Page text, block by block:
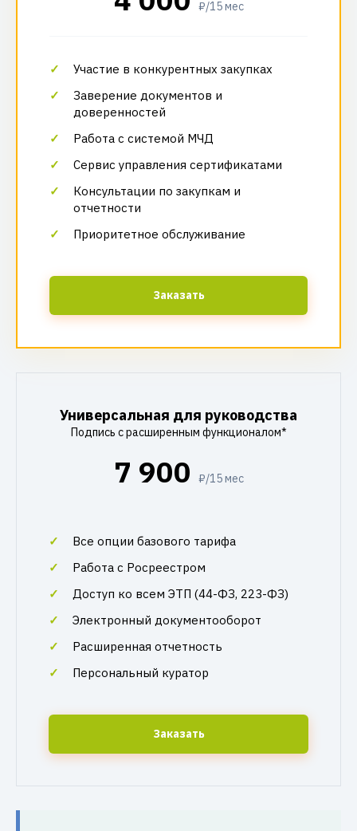
₽/15 мес
Участие в конкурентных закупках
Заверение документов и
доверенностей
Работа с системой МЧД
Сервис управления сертификатами
Консультации по закупкам и
отчетности
Приоритетное обслуживание
Заказать
Универсальная для руководства
Подпись с расширенным функционалом*
7 900 ₽/15 мес
Все опции базового тарифа
Работа с Росреестром
Доступ ко всем ЭТП (44-ФЗ, 223-ФЗ)
Электронный документооборот
Расширенная отчетность
Персональный куратор
Заказать